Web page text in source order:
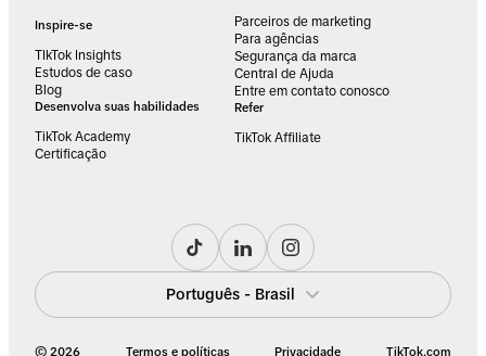
Inspire-se
TIkTok Insights
Estudos de caso
Blog
Desenvolva suas habilidades
TikTok Academy
Certificação
Parceiros de marketing
Para agências
Segurança da marca
Central de Ajuda
Entre em contato conosco
Refer
TikTok Affiliate
Português - Brasil
© 2026 Termos e políticas Privacidade TikTok.com